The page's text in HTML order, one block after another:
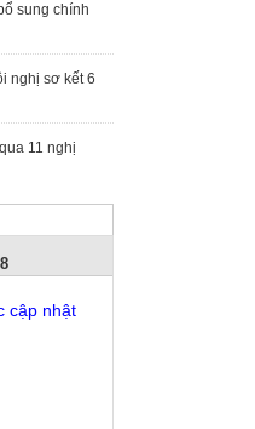
sung chính
nghị sơ kết 6
11 nghị
cập nhật